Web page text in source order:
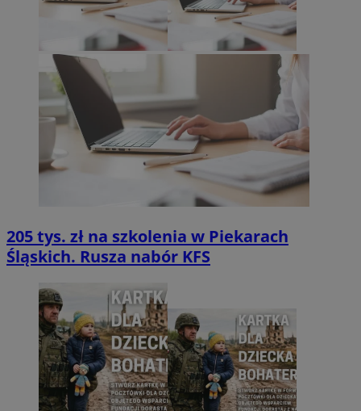
205 tys. zł na szkolenia w Piekarach
Śląskich. Rusza nabór KFS